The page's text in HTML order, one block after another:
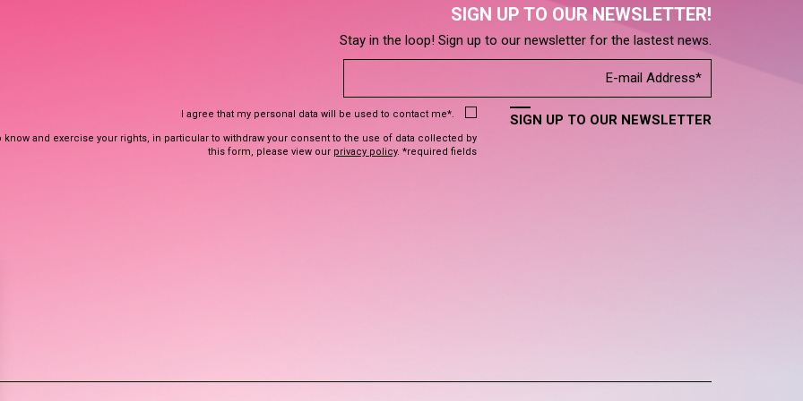
SIGN UP TO OUR NEWSLETTER!
Stay in the loop! Sign up to our newsletter for the lastest news.
I agree that my personal data will be used to contact me*.
know and exercise your rights, in particular to withdraw your consent to the use of data collected by
this form, please view our privacy policy. *required fields
SIGN UP TO OUR NEWSLETTER